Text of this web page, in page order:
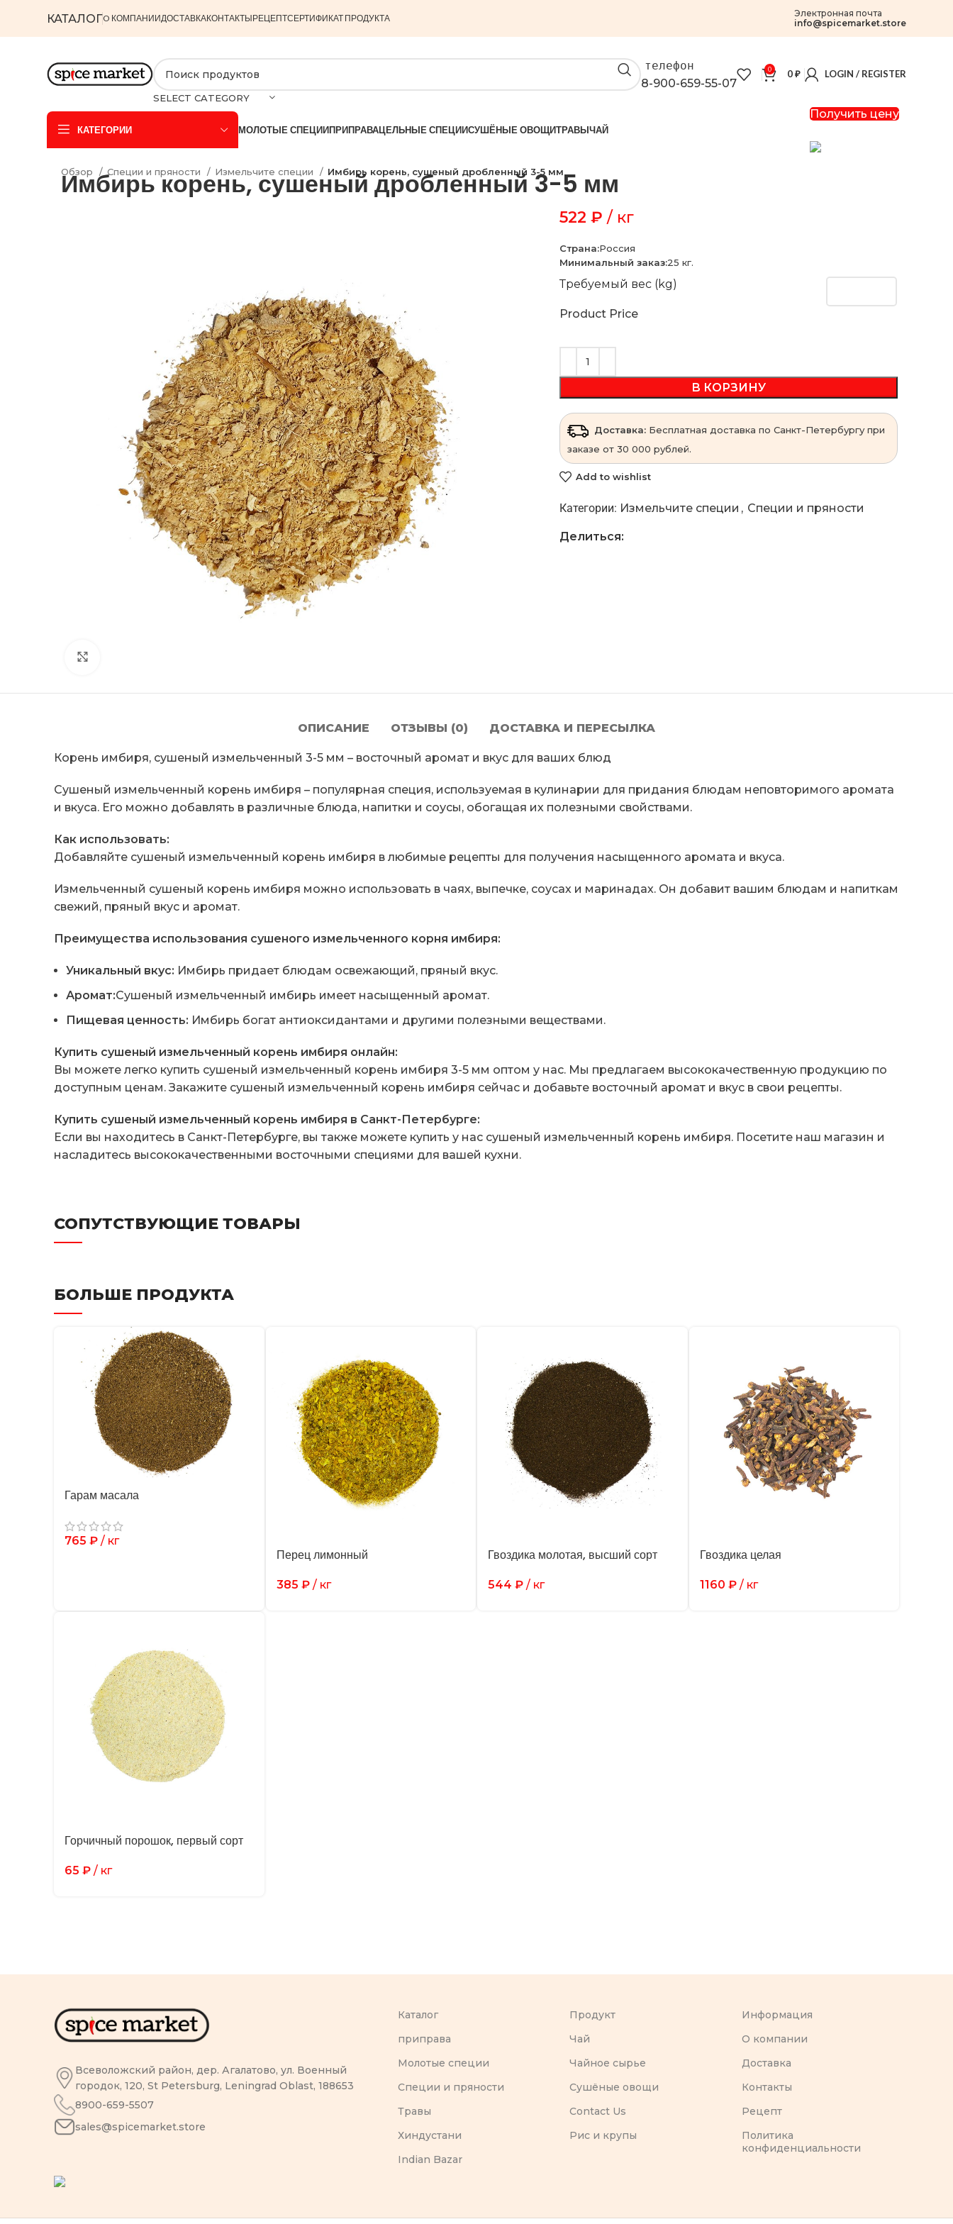
КАТАЛОГO КОМПАНИИДОСТАВКАКОНТАКТЫРЕЦЕПТСЕРТИФИКАТ ПРОДУКТА
Электронная почта
info@spicemarket.store
SELECT CATEGORY
телефон
8-900-659-55-07
0 0₽ LOGIN / REGISTER
КАТЕГОРИИ МОЛОТЫЕ СПЕЦИИПРИПРАВАЦЕЛЬНЫЕ СПЕЦИИСУШЁНЫЕ ОВОЩИТРАВЫЧАЙ
Получить цену
Обзор Специи и пряности Измельчите специи Имбирь корень, сушеный дробленный 3-5 мм
Имбирь корень, сушеный дробленный 3-5 мм
522 ₽ / кг
Страна:Россия
Минимальный заказ:25 кг.
Требуемый вес (kg)
Product Price
В КОРЗИНУ
Доставка:Бесплатная доставка по Санкт-Петербургу при
заказе от 30 000 рублей.
Add to wishlist
Категории: Измельчите специи , Специи и пряности
Делиться:
ОПИСАНИЕ ОТЗЫВЫ (0) ДОСТАВКА И ПЕРЕСЫЛКА
Корень имбиря, сушеный измельченный 3-5 мм – восточный аромат и вкус для ваших блюд
Сушеный измельченный корень имбиря – популярная специя, используемая в кулинарии для придания блюдам неповторимого аромата
и вкуса. Его можно добавлять в различные блюда, напитки и соусы, обогащая их полезными свойствами.
Как использовать:
Добавляйте сушеный измельченный корень имбиря в любимые рецепты для получения насыщенного аромата и вкуса.
Измельченный сушеный корень имбиря можно использовать в чаях, выпечке, соусах и маринадах. Он добавит вашим блюдам и напиткам
свежий, пряный вкус и аромат.
Преимущества использования сушеного измельченного корня имбиря:
Уникальный вкус: Имбирь придает блюдам освежающий, пряный вкус.
Аромат:Сушеный измельченный имбирь имеет насыщенный аромат.
Пищевая ценность: Имбирь богат антиоксидантами и другими полезными веществами.
Купить сушеный измельченный корень имбиря онлайн:
Вы можете легко купить сушеный измельченный корень имбиря 3-5 мм оптом у нас. Мы предлагаем высококачественную продукцию по
доступным ценам. Закажите сушеный измельченный корень имбиря сейчас и добавьте восточный аромат и вкус в свои рецепты.
Купить сушеный измельченный корень имбиря в Санкт-Петербурге:
Если вы находитесь в Санкт-Петербурге, вы также можете купить у нас сушеный измельченный корень имбиря. Посетите наш магазин и
насладитесь высококачественными восточными специями для вашей кухни.
СОПУТСТВУЮЩИЕ ТОВАРЫ
БОЛЬШЕ ПРОДУКТА
Гарам масала
765 ₽ / кг
Перец лимонный
385 ₽/ кг
Гвоздика молотая, высший сорт
544 ₽ / кг
Гвоздика целая
1160 ₽/ кг
Горчичный порошок, первый сорт
65 ₽ / кг
Всеволожский район, дер. Агалатово, ул. Военный
городок, 120, St Petersburg, Leningrad Oblast, 188653
8900-659-5507
sales@spicemarket.store
Каталог
приправа
Молотые специи
Специи и пряности
Травы
Хиндустани
Indian Bazar
Продукт
Чай
Чайное сырье
Сушёные овощи
Contact Us
Рис и крупы
Информация
O компании
Доставка
Контакты
Рецепт
Политика
конфиденциальности